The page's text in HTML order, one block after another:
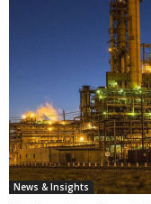
News & Insights